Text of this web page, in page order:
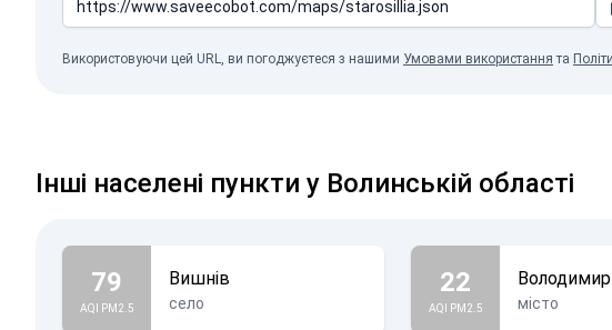
Використовуючи цей URL, ви погоджуєтеся з нашими Умовами використання та
Інші населені пункти у Волинській області
79
AQI PM2.5
Вишнів
село
22
AQI PM2.5
Володимир
місто